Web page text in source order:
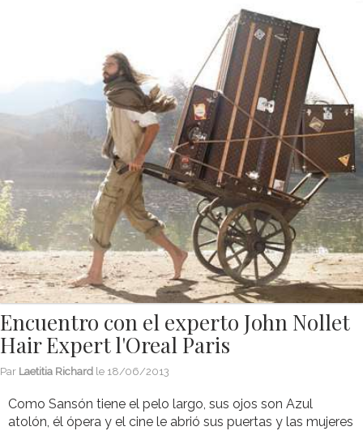
Encuentro con el experto John Nollet
Hair Expert l'Oreal Paris
Par Laetitia Richard le 18/06/2013
Como Sansón tiene el pelo largo, sus ojos son Azul
atolón, él ópera y el cine le abrió sus puertas y las mujeres